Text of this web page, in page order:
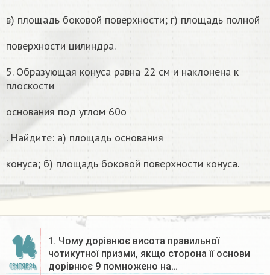
в) площадь боковой поверхности; г) площадь полной
поверхности цилиндра.
5. Образующая конуса равна 22 см и наклонена к
плоскости
основания под углом 60о
. Найдите: а) площадь основания
конуса; б) площадь боковой поверхности конуса.
14
СЕНТЯБРЬ
1. Чому дорівнює висота правильноï
чотикутної призми, якщо сторона її основи
дорівнює 9 помножено на…